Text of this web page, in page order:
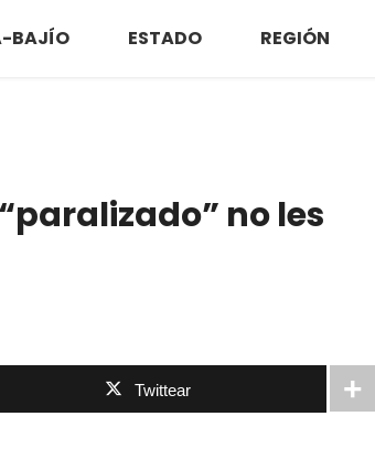
BAJÍO ESTADO REGIÓN
no les
Twittear